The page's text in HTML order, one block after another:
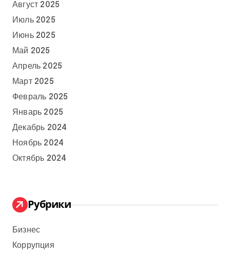
Август 2025
Июль 2025
Июнь 2025
Май 2025
Апрель 2025
Март 2025
Февраль 2025
Январь 2025
Декабрь 2024
Ноябрь 2024
Октябрь 2024
Рубрики
Бизнес
Коррупция